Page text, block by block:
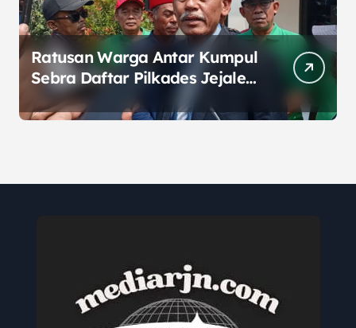
Ratusan Warga Antar Kumpul
Sebra Daftar Pilkades Jejalen
Jaya, Serukan Pemilu Damai